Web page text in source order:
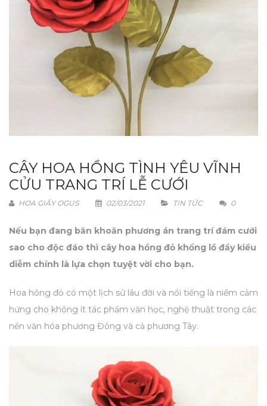
CÂY HOA HỒNG TÌNH YÊU VĨNH
CỬU TRANG TRÍ LỄ CƯỚI
HOA GIẤY OGUS 02/03/2021 TIN TỨC 0
Nếu bạn đang băn khoăn phương án trang trí đám cưới
sao cho độc đáo thì cây hoa hồng đỏ khổng lồ đầy kiều
diễm chính là lựa chọn tuyệt vời cho bạn.
Hoa hồng đỏ có một lịch sử lâu đời và nổi tiếng là niềm cảm
hứng cho không ít tác phẩm văn học, nghệ thuật trong các
nền văn hóa phương Đông và cả phương Tây.